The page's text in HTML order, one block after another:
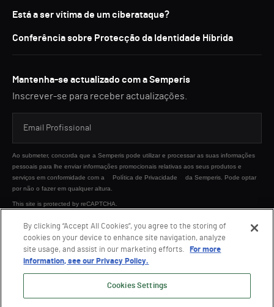
Está a ser vítima de um ciberataque?
Conferência sobre Protecção da Identidade Híbrida
Mantenha-se actualizado com a Semperis
Inscrever-se para receber actualizações.
Ao submeter, concorda que a Semperis pode utilizar e processar as suas informações
pessoais para lhe enviar informações promocionais relativas aos seus produtos e
serviços em conformidade com a
Política de Privacidade
da Semperis. Pode optar
por não o fazer em qualquer altura.
This site is protected by reCAPTCHA.
ENVIAR
By clicking “Accept All Cookies”, you agree to the storing of
cookies on your device to enhance site navigation, analyze
site usage, and assist in our marketing efforts.
For more
information, see our Privacy Policy.
Cookies Settings